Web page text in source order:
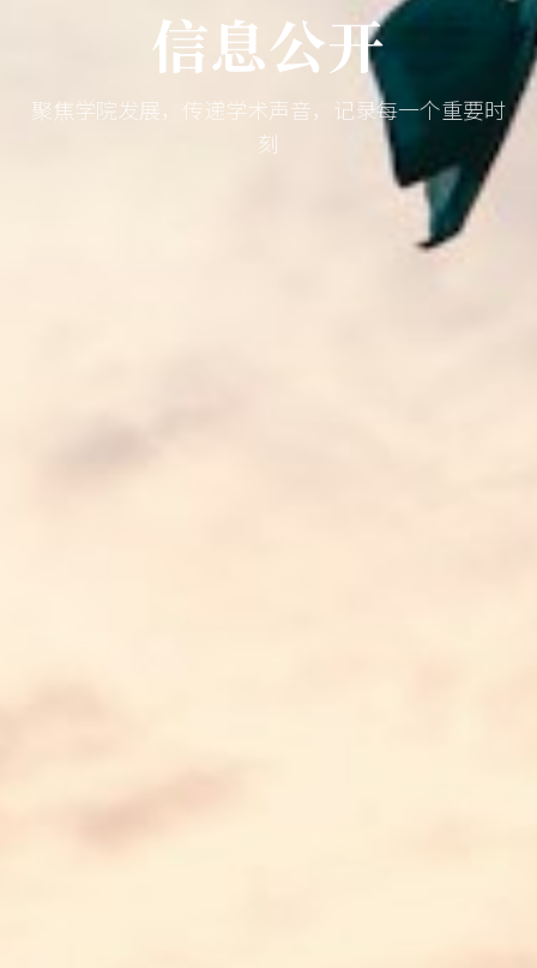
信息公开
聚焦学院发展，传递学术声音，记录每一个重要时
刻